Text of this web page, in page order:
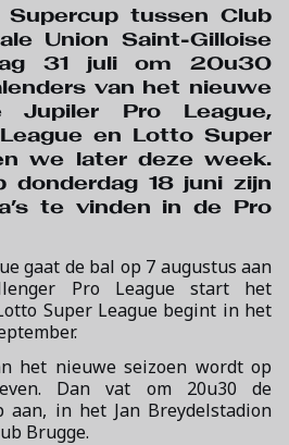
Supercup tussen Club
Union Saint-Gilloise
31 juli om 20u30
van het nieuwe
Pro League,
en Lotto Super
we later deze week.
donderdag 18 juni zijn
te vinden in de Pro
gaat de bal op 7 augustus aan
Pro League start het
Super League begint in het
het nieuwe seizoen wordt op
Dan vat om 20u30 de
aan, in het Jan Breydelstadion
Brugge.